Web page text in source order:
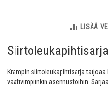
LISÄÄ
Krampin siirtoleukapihtisarja
vaativimpiinkin asennustöihin.